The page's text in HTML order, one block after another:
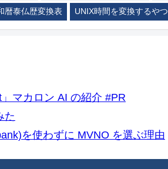
暦泰仏歴変換表 UNIX時間を変換するやつ
マカロン AI の紹介 #PR
た
を使わずに MVNO を選ぶ理由